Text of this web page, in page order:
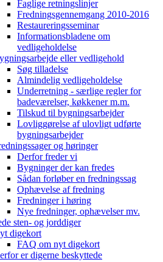
Faglige retningslinjer
Fredningsgennemgang 2010-2016
Restaureringsseminar
Informationsbladene om
vedligeholdelse
eller vedligehold
Søg tilladelse
Almindelig vedligeholdelse
Underretning - særlige regler for
badeværelser, køkkener m.m.
Tilskud til bygningsarbejder
Lovliggørelse af ulovligt udførte
bygningsarbejder
og høringer
Derfor freder vi
Bygninger der kan fredes
Sådan forløber en fredningssag
Ophævelse af fredning
Fredninger i høring
Nye fredninger, ophævelser mv.
sten- og jorddiger
digekort
FAQ om nyt digekort
er digerne beskyttede